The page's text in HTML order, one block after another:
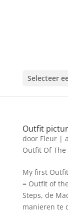
Selecteer
Outfit
door Fleur|
Outfit Of The
My first
= Outfit of
Steps, de
manieren te